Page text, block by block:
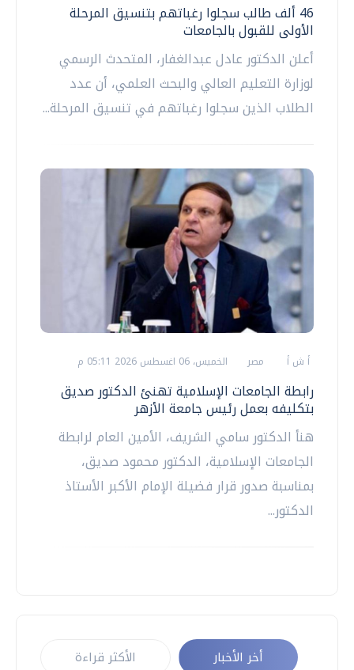
46 ألف طالب سجلوا رغباتهم بتنسيق المرحلة
الأولى للقبول بالجامعات
أعلن الدكتور عادل عبدالغفار، المتحدث الرسمي
لوزارة التعليم العالي والبحث العلمي، أن عدد
الطلاب الذين سجلوا رغباتهم في تنسيق المرحلة...
أ ش أ مصر الخميس، 06 اغسطس 2026 05:11 م
رابطة الجامعات الإسلامية تهنئ الدكتور صديق
بتكليفه بعمل رئيس جامعة الأزهر
هنأ الدكتور سامي الشريف، الأمين العام لرابطة
الجامعات الإسلامية، الدكتور محمود صديق،
بمناسبة صدور قرار فضيلة الإمام الأكبر الأستاذ
الدكتور...
أخر الأخبار الأكثر قراءة